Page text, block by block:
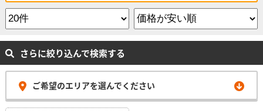
さらに絞り込んで検索する
ご希望のエリアを選んでください